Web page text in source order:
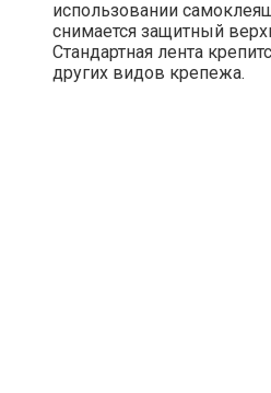
использовании
снимается защитный
Стандартная лента
других видов крепежа.